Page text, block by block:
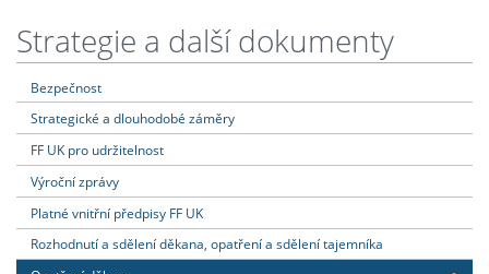
Strategie a další dokumenty
Bezpečnost
Strategické a dlouhodobé záměry
FF UK pro udržitelnost
Výroční zprávy
Platné vnitřní předpisy FF UK
Rozhodnutí a sdělení děkana, opatření a sdělení tajemníka